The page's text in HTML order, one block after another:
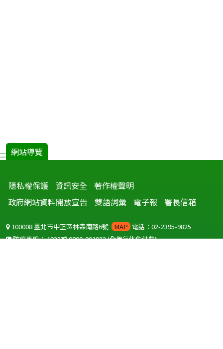
::: 網站導覽
隱私權保護 資訊安全 著作權聲明
政府網站資料開放宣告
雙語詞彙 電子報 署長信箱
100008 臺北市中正區林森南路6號 MAP 電話：02-2395-9825
防疫專線：1922或0800-001922(全年無休免付費)